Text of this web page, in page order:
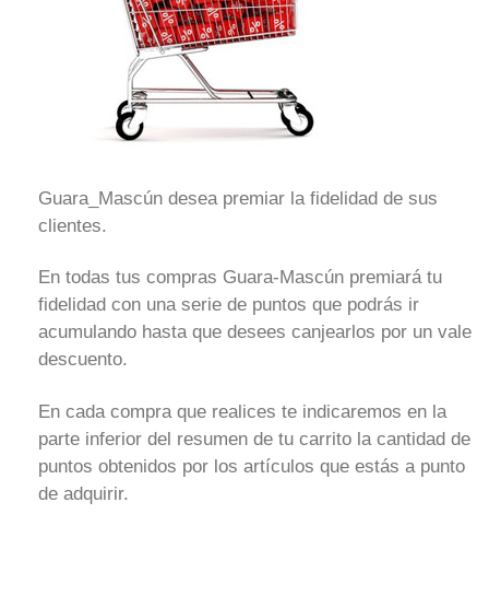
Guara_Mascún desea premiar la fidelidad de sus
clientes.
En todas tus compras Guara-Mascún premiará tu
fidelidad con una serie de puntos que podrás ir
acumulando hasta que desees canjearlos por un vale
descuento.
En cada compra que realices te indicaremos en la
parte inferior del resumen de tu carrito la cantidad de
puntos obtenidos por los artículos que estás a punto
de adquirir.